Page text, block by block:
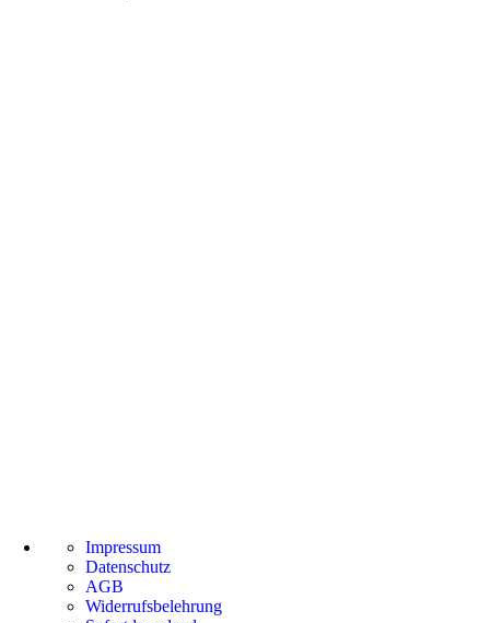
Impressum
Datenschutz
AGB
Widerrufsbelehrung